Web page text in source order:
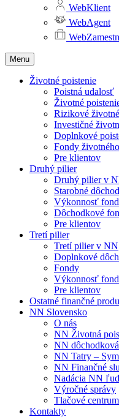
WebKlient
WebAgent
Menu
Životné poistenie
Poistná udalosť
Životné
Rizikové
Investičné
Doplnkové
Fondy
Pre klientov
Druhý pilier
Druhý pilier v
Starobné
Výkonnosť
Dôchodkové
Pre klientov
Tretí pilier
Tretí pilier v NN
Doplnkové
Fondy
Výkonnosť
Pre klientov
Ostatné finančné
NN Slovensko
O nás
NN Životná
NN
NN Tatry –
NN Finančné
Nadácia NN
Výročné správy
Tlačové centrum
Kontakty